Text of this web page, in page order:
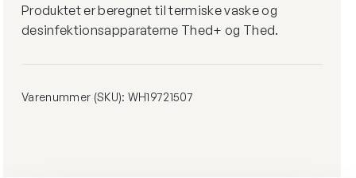
Produktet er beregnet til termiske vaske og
desinfektionsapparaterne Thed+ og Thed.
Varenummer (SKU): WH19721507